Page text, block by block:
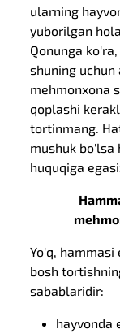
ularning
yuborilgan
Qonunga
shuning
mehmonxona
qoplashi
tortinmang.
mushuk bo'lsa
huquqiga
Yo'q,
bosh
sabablaridir:
hayvonda